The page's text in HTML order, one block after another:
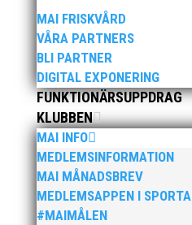
MAI FRISKVÅRD
VÅRA PARTNERS
BLI PARTNER
DIGITAL EXPONERING
FUNKTIONÄRSUPPDRAG
KLUBBEN
MAI INFO
MEDLEMSINFORMATION
MAI MÅNADSBREV
MEDLEMSAPPEN I
#MAIMÅLEN
motionsgrupp MAI
Kalkbrottsloppets damklass.
Maria Wedgeworth knep
blev Lisa Malmodin. Lisa